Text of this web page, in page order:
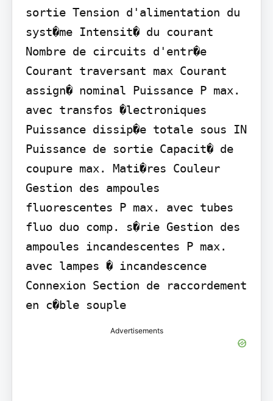
sortie Tension d'alimentation du
syst�me Intensit� du courant
Nombre de circuits d'entr�e
Courant traversant max Courant
assign� nominal Puissance P max.
avec transfos �lectroniques
Puissance dissip�e totale sous IN
Puissance de sortie Capacit� de
coupure max. Mati�res Couleur
Gestion des ampoules
fluorescentes P max. avec tubes
fluo duo comp. s�rie Gestion des
ampoules incandescentes P max.
avec lampes � incandescence
Connexion Section de raccordement
en c�ble souple
Advertisements